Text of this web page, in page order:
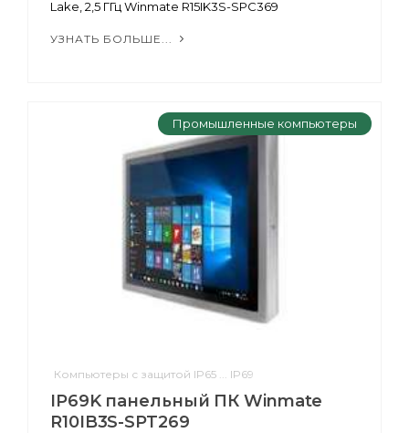
Lake, 2,5 ГГц Winmate R15IK3S-SPC369
УЗНАТЬ БОЛЬШЕ...
Промышленные компьютеры
Компьютеры с защитой IP65 ... IP69
IP69K панельный ПК Winmate
R10IB3S-SPT269